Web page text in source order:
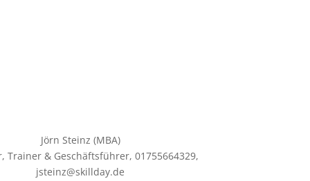
Jörn Steinz (MBA)
Trainer & Geschäftsführer, 01755664329,
jsteinz@skillday.de